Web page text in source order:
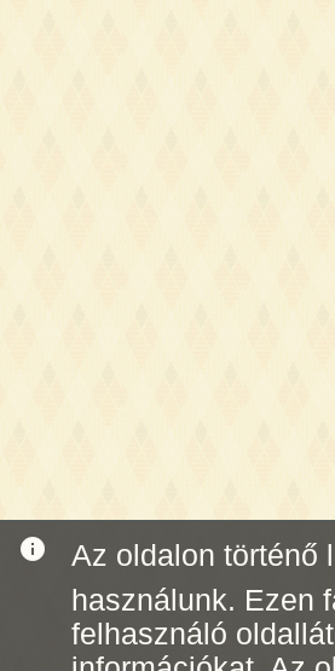
info
Az oldalon történő
használunk. Ezen
felhasználó